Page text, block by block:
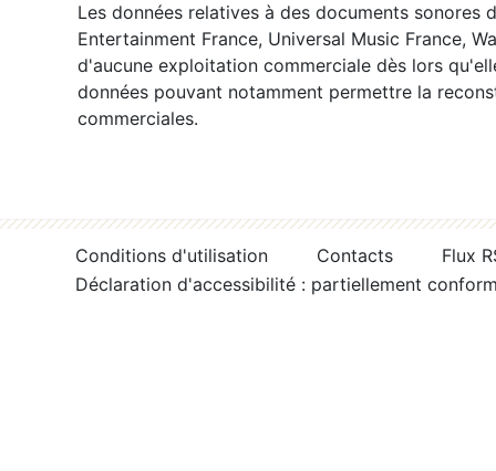
Les données relatives à des documents sonores
Entertainment France, Universal Music France,
d'aucune exploitation commerciale dès lors
données pouvant notamment permettre la
commerciales.
Conditions d'utilisation Contacts
Flux
Déclaration d'accessibilité : partiellement